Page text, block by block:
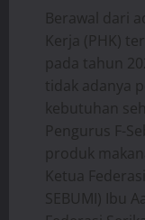
Berawal dari
Kerja (PHK)
pada tahun
tidak adanya
kebutuhan
Pengurus F-
produk
Ketua
SEBUMI) Ibu